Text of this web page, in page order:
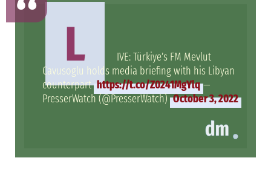
L
IVE: Türkiye’s FM Mevlut
Cavusoglu holds media briefing with his Libyan
counterpart https://t.co/Z0241MgYlq —
PresserWatch (@PresserWatch) October 3, 2022